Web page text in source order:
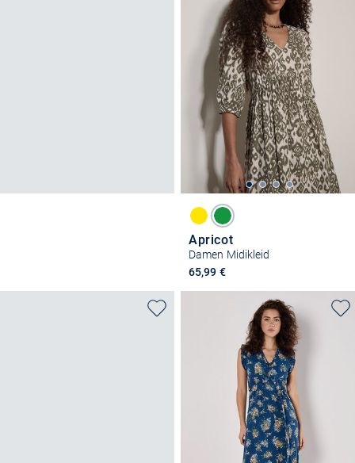
Apricot
Damen Midikleid
65,99 €